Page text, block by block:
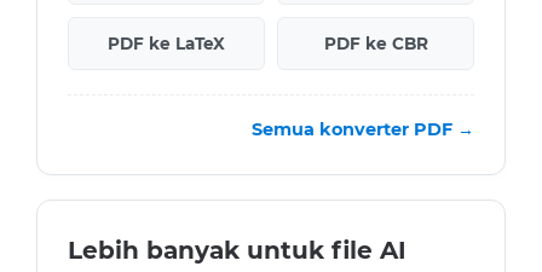
PDF ke LaTeX PDF ke CBR
Semua konverter PDF →
Lebih banyak untuk file AI